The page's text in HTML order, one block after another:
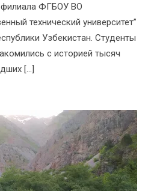
филиала ФГБОУ ВО
технический университет”
Узбекистан. Студенты
с историей тысяч
[…]